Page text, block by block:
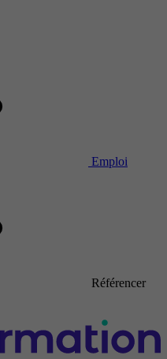
Emploi
Référencer